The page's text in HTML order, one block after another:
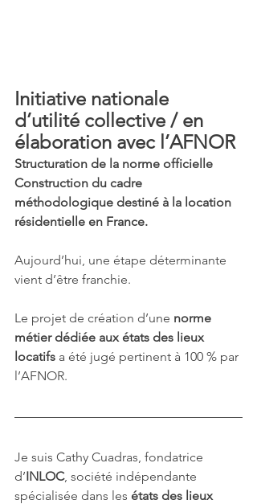
Initiative nationale
d’utilité collective / en
élaboration avec l’AFNOR
Structuration de la norme officielle
Construction du cadre
méthodologique destiné à la location
résidentielle en France.
Aujourd’hui, une étape déterminante
vient d’être franchie.
Le projet de création d’une norme
métier dédiée aux états des lieux
locatifs a été jugé pertinent à 100 % par
l’AFNOR.
Je suis Cathy Cuadras, fondatrice
d’INLOC, société indépendante
spécialisée dans les états des lieux